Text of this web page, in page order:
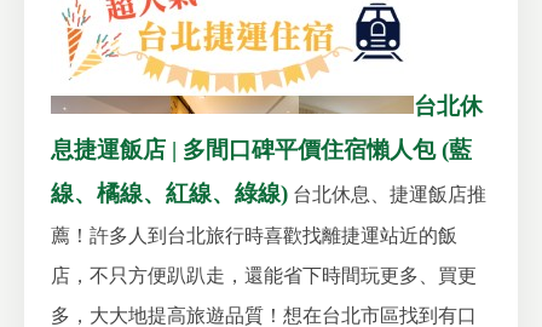
台北休
息捷運飯店 | 多間口碑平價住宿懶人包 (藍
線、橘線、紅線、綠線) 台北休息、捷運飯店推
薦！許多人到台北旅行時喜歡找離捷運站近的飯
店，不只方便趴趴走，還能省下時間玩更多、買更
多，大大地提高旅遊品質！想在台北市區找到有口